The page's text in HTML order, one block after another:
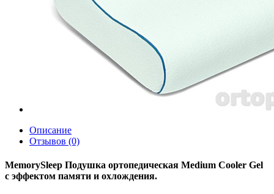
Описание
Отзывов (0)
MemorySleep Подушка ортопедическая Medium Cooler Gel
с эффектом памяти и охлождения.